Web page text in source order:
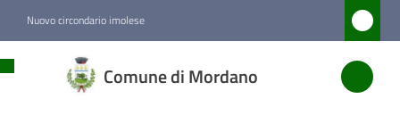
Nuovo circondario imolese
Comune di Mordano
di